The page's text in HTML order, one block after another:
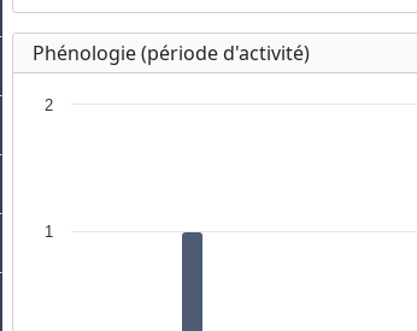
Phénologie (période d'activité)
1
2